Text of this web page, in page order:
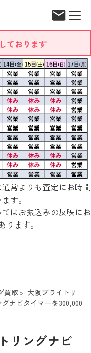
ております
常よりも査定にお時間
す。
はお振込みの反映にお
ります。
買取
大阪ブライトリ
ナビタイマーを300,000
リングナビ